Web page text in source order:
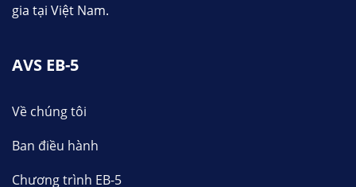
gia tại Việt Nam.
AVS EB-5
Về chúng tôi
Ban điều hành
Chương trình EB-5